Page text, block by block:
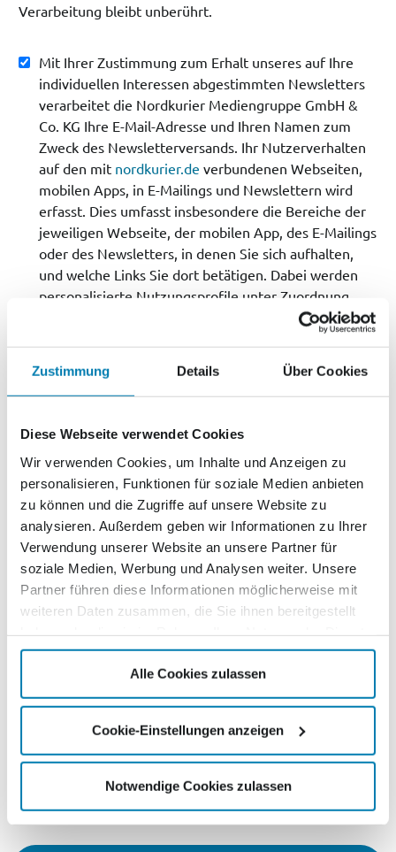
Zustimmung Details Über Cookies
Diese Webseite verwendet Cookies
Wir verwenden Cookies, um Inhalte und Anzeigen zu
personalisieren, Funktionen für soziale Medien anbieten
zu können und die Zugriffe auf unsere Website zu
analysieren. Außerdem geben wir Informationen zu Ihrer
Verwendung unserer Website an unsere Partner für
soziale Medien, Werbung und Analysen weiter. Unsere
Partner führen diese Informationen möglicherweise mit
weiteren Daten zusammen, die Sie ihnen bereitgestellt
gesammelt haben.
Alle Cookies zulassen
Cookie-Einstellungen anzeigen
Notwendige Cookies zulassen
Verarbeitung bleibt unberührt.
Mit Ihrer Zustimmung zum Erhalt unseres auf Ihre
individuellen Interessen abgestimmten Newsletters
verarbeitet die Nordkurier Mediengruppe GmbH &
Co. KG Ihre E-Mail-Adresse und Ihren Namen zum
Zweck des Newsletterversands. Ihr Nutzerverhalten
auf den mit nordkurier.de verbundenen Webseiten,
mobilen Apps, in E-Mailings und Newslettern wird
erfasst. Dies umfasst insbesondere die Bereiche der
jeweiligen Webseite, der mobilen App, des E-Mailings
oder des Newsletters, in denen Sie sich aufhalten,
und welche Links Sie dort betätigen. Dabei werden
personalisierte Nutzungsprofile unter Zuordnung
Ihrer Person und/oder E-Mail-Adresse erstellt. Diese
dienen dazu, redaktionelle Inhalte besser auf Ihre
persönlichen Interessen auszurichten und unsere
Webangebote zu verbessern.
Jetzt Newsletter abonnieren
Gute Nachrichten aus der Region
Wir zeigen die positiven Entwicklungen in
Mecklenburg-Vorpommern. Dabei berichten wir über
Menschen, die hier etwas bewegen und unser Land so
l(i)ebenswert machen.